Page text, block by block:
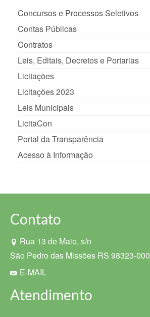
Concursos e Processos Seletivos
Contas Públicas
Contratos
Leis, Editais, Decretos e Portarias
Licitações
Licitações 2023
Leis Municipais
LicitaCon
Portal da Transparência
Acesso à Informação
Contato
Rua 13 de Maio, s/n
São Pedro das Missões RS 98323-000
E-MAIL
Atendimento